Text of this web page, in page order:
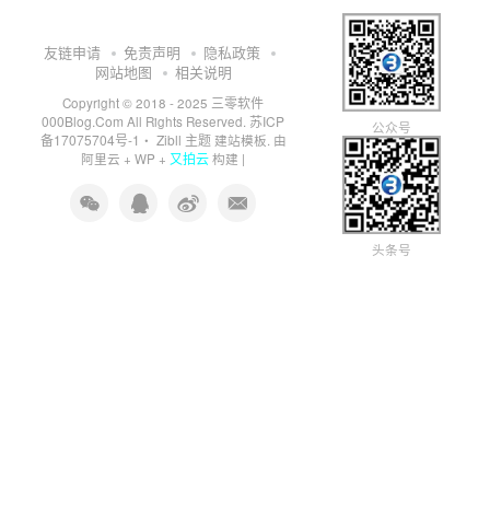
友链申请 免责声明
隐私政策
网站地图
相关说明
Copyright © 2018 - 2025 三零软件
000Blog.Com All Rights Reserved. 苏ICP
备17075704号-1 ・ Zibll 主题建站模板. 由
阿里云 + WP + 又拍云构建 |
公众号
头条号